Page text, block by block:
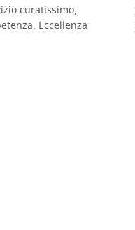
curatissimo,
Eccellenza